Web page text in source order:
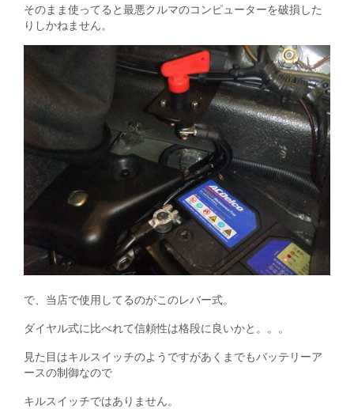
そのまま使ってると最悪クルマのコンピューターを破損した
りしかねません。
で、当店で使用してるのがこのレバー式。
ダイヤル式に比べれて信頼性は格段に良いかと。。。
見た目はキルスイッチのようですがあくまでもバッテリーア
ースの制御なので
キルスイッチではありません。